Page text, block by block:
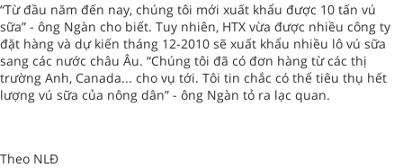
“Từ đầu năm đến nay, chúng tôi mới xuất khẩu được 10 tấn vú
sữa” - ông Ngàn cho biết. Tuy nhiên, HTX vừa được nhiều công ty
đặt hàng và dự kiến tháng 12-2010 sẽ xuất khẩu nhiều lô vú sữa
sang các nước châu Âu. “Chúng tôi đã có đơn hàng từ các thị
trường Anh, Canada... cho vụ tới. Tôi tin chắc có thể tiêu thụ hết
lượng vú sữa của nông dân” - ông Ngàn tỏ ra lạc quan.
Theo NLĐ